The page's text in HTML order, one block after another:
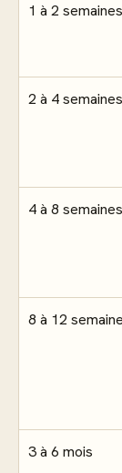
1 à 2 semaines
2 à 4 semaines
4 à 8 semaines
8 à 12
3 à 6 mois